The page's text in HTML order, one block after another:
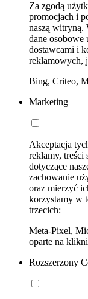
Za zgodą
promocjach i
naszą witryną.
dane
dostawcami i
reklamowych,
Bing, Criteo,
Marketing
Akceptacja
reklamy, treści
dotyczące
zachowanie
oraz mierzyć
korzystamy w
trzecich:
Meta-Pixel,
oparte na
Rozszerzony